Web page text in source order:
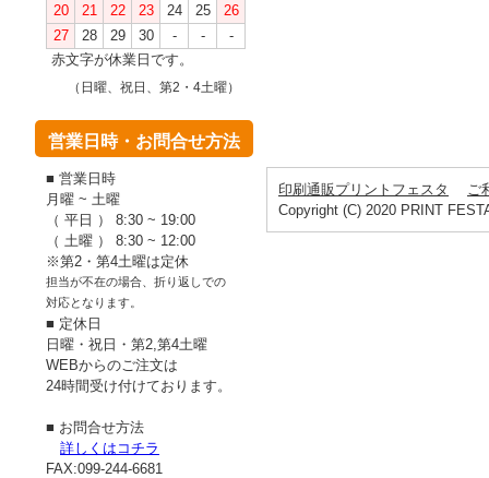
20
21 22 23 24 25
26
27
28 29 30 - -
-
赤文字が休業日です。
（日曜、祝日、第2・4土曜）
営業日時・お問合せ方法
■ 営業日時
月曜 ~ 土曜
（ 平日 ） 8:30 ~ 19:00
（ 土曜 ） 8:30 ~ 12:00
※第2・第4土曜は定休
担当が不在の場合、折り返しでの
対応となります。
■ 定休日
日曜・祝日・第2,第4土曜
WEBからのご注文は
24時間受け付けております。
■ お問合せ方法
詳しくはコチラ
FAX:099-244-6681
印刷通販プリントフェスタ
ご
Copyright (C) 2020 PRINT